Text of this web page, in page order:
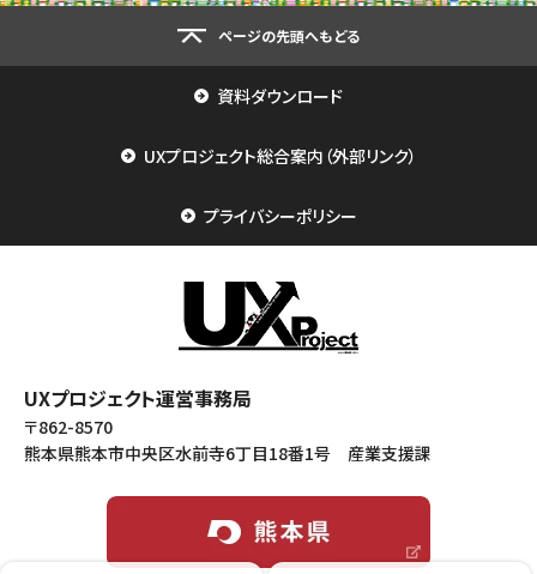
資料ダウンロード
UXプロジェクト総合案内（外部リンク）
プライバシーポリシー
ページの先頭へもどる
UXプロジェクト運営事務局
〒862-8570
熊本県熊本市中央区水前寺6丁目18番1号 産業支援課